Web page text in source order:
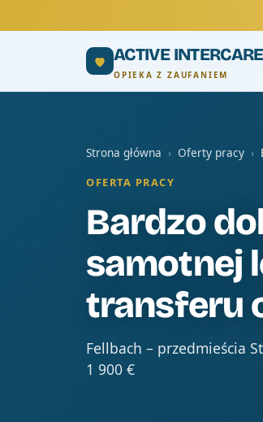
ACTIVE INTERCARE
OPIEKA Z ZAUFANIEM
Strona główna › Oferty pracy ›
OFERTA PRACY
Bardzo
samotnej
transferu
Fellbach – przedmieścia
1 900 €